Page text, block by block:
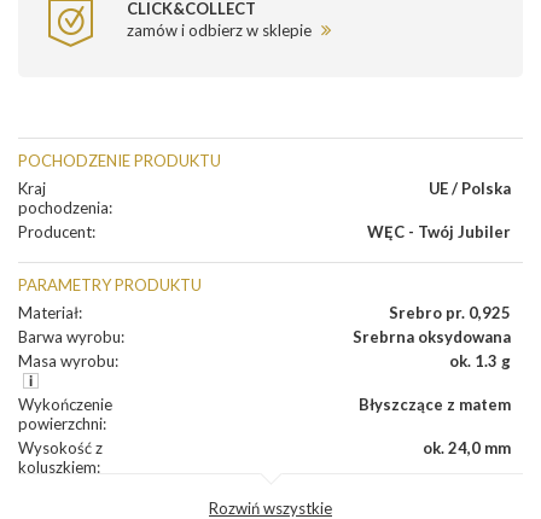
CLICK&COLLECT
zamów i odbierz w sklepie
POCHODZENIE PRODUKTU
Kraj
pochodzenia:
UE / Polska
Producent: WĘC - Twój Jubiler
PARAMETRY PRODUKTU
Materiał:
Srebro pr. 0,925
Barwa wyrobu:
Srebrna oksydowana
Masa wyrobu: ok. 1.3 g
Wykończenie
powierzchni:
Błyszczące z matem
Wysokość z
koluszkiem:
ok. 24,0 mm
Rozwiń wszystkie